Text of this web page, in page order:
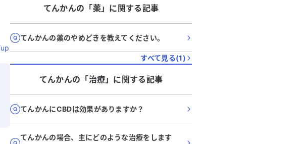
ま
先生
てい
うで
んか
サ
。ど
ただ
や怒りなどの感情を抑えることが難しくな
すればよいのか悩んでいます。 他の医師の
意見も聞いてみたいと考えています。次回
の診察でどのように相談すればよいか、ア
ドバイスをいただけると助かります。
てんかんの「薬」に関する記事
てんかんの薬のやめどきを教えてください。
すべて見る(1)
てんかんの「治療」に関する記事
てんかんにCBDは効果がありますか？
てんかんの場合、主にどのような治療をします